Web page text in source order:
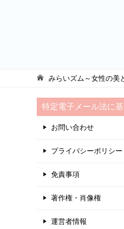
みらいズム～女性の美
特定電子メール法に
お問い合わせ
プライバシーポリシー
免責事項
著作権・肖像権
運営者情報